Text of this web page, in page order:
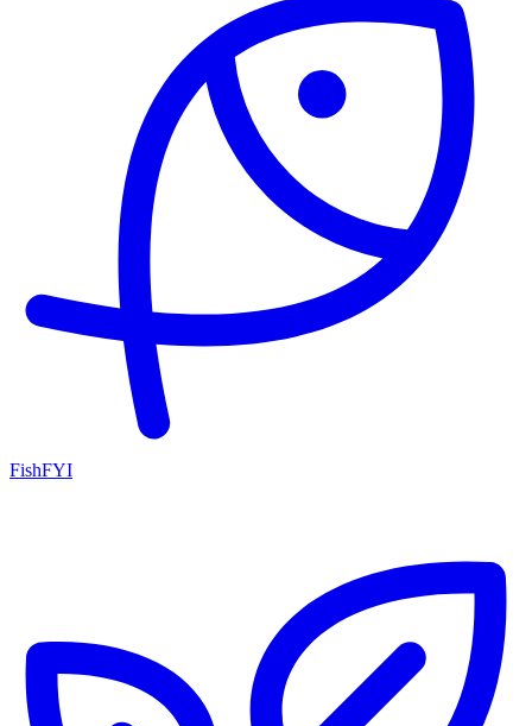
FishFYI